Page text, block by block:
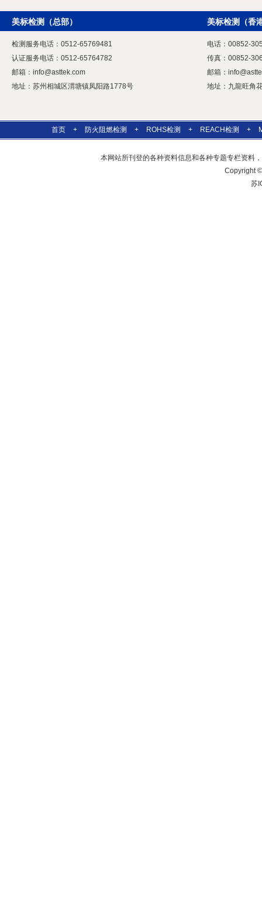
美标检测（总部）
检测服务电话：0512-65769481
认证服务电话：0512-65764782
邮箱： info@asttek.com
地址：苏州相城区渭塘镇凤阳路1778号
美标检测（香
电话：00852-
传真：00852-
邮箱：
地址：九龍旺角
首页 + 防火阻燃检测 + ROHS检测 + REACH检测 +
本网站所刊登的各种资料信息和各种专题专栏资料
Copyright
苏